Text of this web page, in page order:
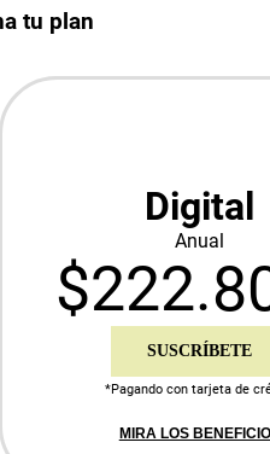
tu plan
Digital
Anual
SUSCRÍBETE
*Pagando con tarjeta de
MIRA LOS